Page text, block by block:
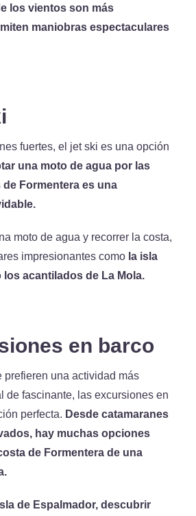
los vientos son más
maniobras espectaculares
fuertes, el jet ski es una opción
una moto de agua por las
Formentera es una
moto de agua y recorrer la costa,
impresionantes como la isla
acantilados de La Mola.
en barco
prefieren una actividad más
de fascinante, las excursiones en
perfecta. Desde catamaranes
hay muchas opciones
de Formentera de una
de Espalmador, descubrir